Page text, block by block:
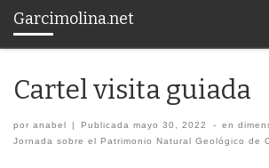
Saltar al contenido
Garcimolina.net
Cartel visita guiada
por anabel | Publicadamayo 30, 2022 - en
Jornada sobre el Patrimonio Natural Geológico de